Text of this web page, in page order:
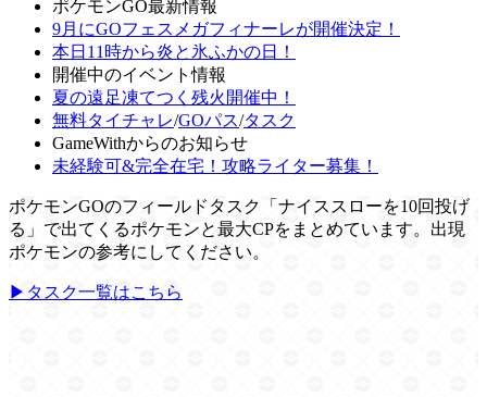
ポケモンGO最新情報
9月にGOフェスメガフィナーレが開催決定！
本日11時から炎と氷ふかの日！
開催中のイベント情報
夏の遠足凍てつく残火開催中！
無料タイチャレ/GOパス/タスク
GameWithからのお知らせ
未経験可&完全在宅！攻略ライター募集！
ポケモンGOのフィールドタスク「ナイススローを10回投げ
る」で出てくるポケモンと最大CPをまとめています。出現
ポケモンの参考にしてください。
▶タスク一覧はこちら